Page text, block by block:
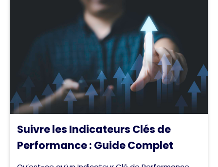
Suivre les Indicateurs Clés de
Performance : Guide Complet